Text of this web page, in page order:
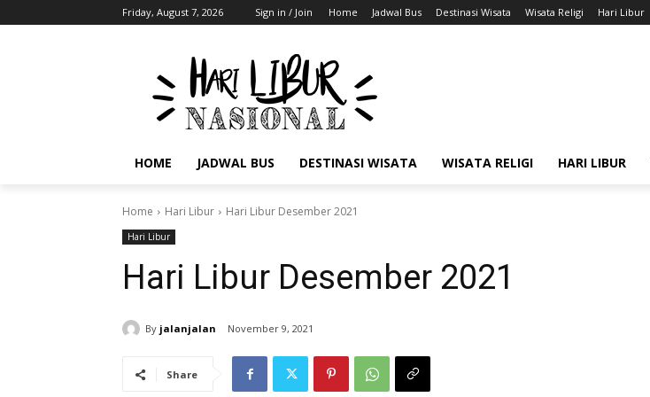
Friday, August 7, 2026 Sign in / Join Home Jadwal Bus Destinasi Wisata Wisata Religi Hari Libur
HOME JADWAL BUS DESTINASI WISATA WISATA RELIGI HARI LIBUR
Home Hari Libur Hari Libur Desember 2021
Hari Libur
Hari Libur Desember 2021
By jalanjalan November 9, 2021
Share